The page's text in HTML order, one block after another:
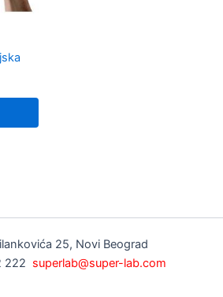
25, Novi Beograd
222 superlab@super-lab.com